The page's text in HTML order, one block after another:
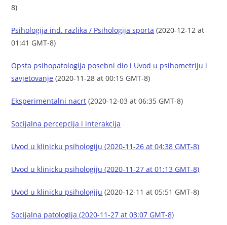
8)
Psihologija ind. razlika / Psihologija sporta (2020-12-12 at
01:41 GMT-8)
Opsta psihopatologija posebni dio i Uvod u psihometriju i
savjetovanje (2020-11-28 at 00:15 GMT-8)
Eksperimentalni nacrt (2020-12-03 at 06:35 GMT-8)
Socijalna percepcija i interakcija
Uvod u klinicku psihologiju (2020-11-26 at 04:38 GMT-8)
Uvod u klinicku psihologiju (2020-11-27 at 01:13 GMT-8)
Uvod u klinicku psihologiju (2020-12-11 at 05:51 GMT-8)
Socijalna patologija (2020-11-27 at 03:07 GMT-8)